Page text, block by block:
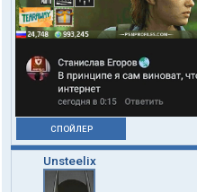
е
л
я
o
p
k
СПОЙЛЕР
Unsteelix